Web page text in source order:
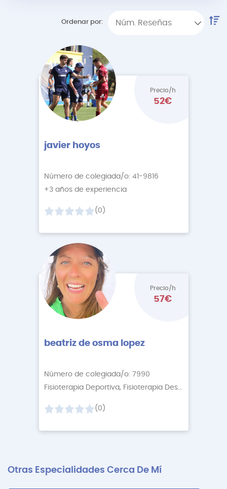
Ordenar por: Núm. Reseñas
Precio/h
52€
javier hoyos
Número de colegiada/o: 41-9816
+3 años de experiencia
(0)
Precio/h
57€
beatriz de osma lopez
Número de colegiada/o: 7990
Fisioterapia Deportiva, Fisioterapia Descontractur
(0)
Otras Especialidades Cerca De Mí